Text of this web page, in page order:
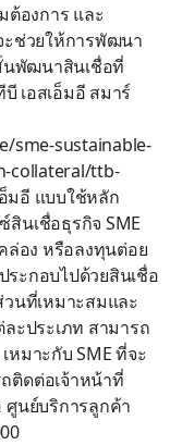
ต้องการ และ
ะช่วยให้การพัฒนา
นพัฒนาสินเชื่อที่
เอสเอ็มอี สมาร์
sme-sustainable-
collateral/ttb-
มอี แบบใช้หลัก
นเชื่อธุรกิจ SME
ล่อง หรือลงทุนต่อย
ระกอบไปด้วยสินเชื่อ
นที่เหมาะสมและ
ะประเภท สามารถ
หมาะกับ SME ที่จะ
ดต่อเจ้าหน้าที่
นย์บริการลูกค้า